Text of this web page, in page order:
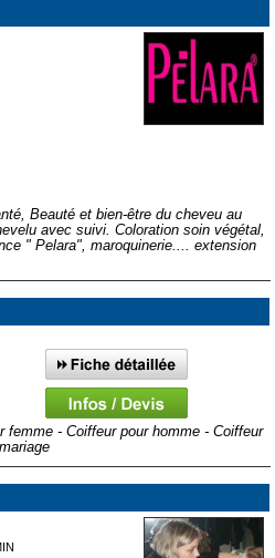
Beauté et bien-être du cheveu au
avec suivi. Coloration soin végétal,
" Pelara", maroquinerie.... extension
- Coiffeur pour homme - Coiffeur